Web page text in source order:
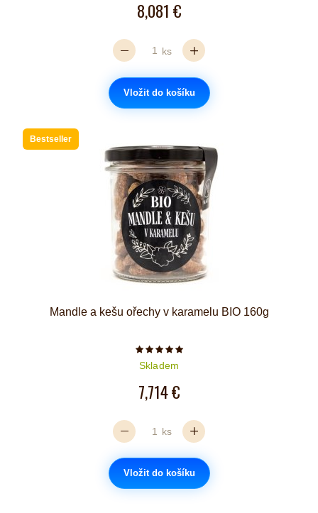
8,081 €
ks
Vložit do košíku
Bestseller
Mandle a kešu ořechy v karamelu BIO 160g
Počet hvězdiček je 5 z 5
Skladem
7,714 €
ks
Vložit do košíku